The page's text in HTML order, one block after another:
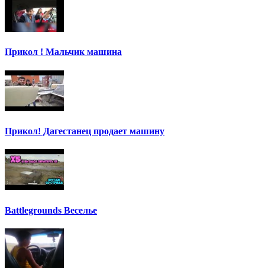
Прикол ! Мальчик машина
Прикол! Дагестанец продает машину
Battlegrounds Веселье